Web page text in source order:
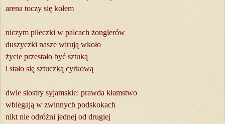
arena toczy się kołem
niczym piłeczki w palcach żonglerów
duszyczki nasze wirują wkoło
życie przestało być sztuką
i stało się sztuczką cyrkową
dwie siostry syjamskie: prawda kłamstwo
wbiegają w zwinnych podskokach
nikt nie odróżni jednej od drugiej